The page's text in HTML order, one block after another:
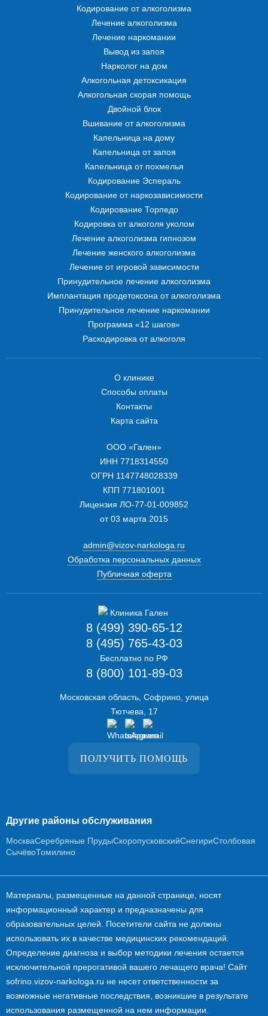
8 (499) 390-65-12
8 (495) 765-43-03
Бесплатно по РФ
8 (800) 101-89-03
ПОЛУЧИТЬ ПОМОЩЬ
Московская область, Софрино, улица
Тютчева, 17
Кодирование от алкоголизма
Лечение алкоголизма
Лечение наркомании
Вывод из запоя
Нарколог на дом
Алкогольная детоксикация
Алкогольная скорая помощь
Двойной блок
Вшивание от алкоголизма
Капельница на дому
Капельница от запоя
Капельница от похмелья
Кодирование Эспераль
Кодирование от наркозависимости
Кодирование Торпедо
Кодировка от алкоголя уколом
Лечение алкоголизма гипнозом
Лечение женского алкоголизма
Лечение от игровой зависимости
Принудительное лечение алкоголизма
Имплантация продетоксона от алкоголизма
Принудительное лечение наркомании
Программа «12 шагов»
Раскодировка от алкоголя
О клинике
Способы оплаты
Контакты
Карта сайта
ООО «Гален»
ИНН 7718314550
ОГРН 1147748028339
КПП 771801001
Лицензия ЛО-77-01-009852
от 03 марта 2015
admin@vizov-narkologa.ru
Обработка персональных данных
Публичная оферта
Другие районы обслуживания
МоскваСеребряные ПрудыСкоропусковскийСнегириСтолбовая
СычёвоТомилино
Материалы, размещенные на данной странице, носят
информационный характер и предназначены для
образовательных целей. Посетители сайта не должны
использовать их в качестве медицинских рекомендаций.
Определение диагноза и выбор методики лечения остается
исключительной прерогативой вашего лечащего врача! Сайт
sofrino.vizov-narkologa.ru не несет ответственности за
возможные негативные последствия, возникшие в результате
использования размещенной на нем информации.